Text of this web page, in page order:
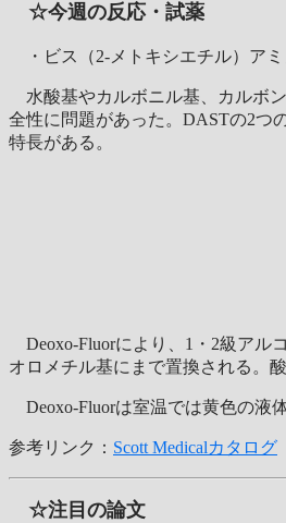
☆今週の反応・試薬
・ビス（2-メトキシエチル）ア
水酸基やカルボニル基、カルボ
全性に問題があった。DASTの2つ
特長がある。
Deoxo-Fluorにより、1・2級アル
オロメチル基にまで置換される。
Deoxo-Fluorは室温では黄色の液
参考リンク： Scott Medicalカタログ
☆注目の論文